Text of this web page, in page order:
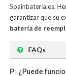
Spainbateria.es.
garantizar que su
batería de
FAQs
P: ¿Puede